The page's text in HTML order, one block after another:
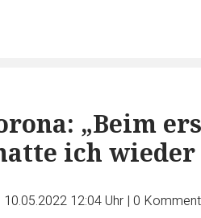
„Beim
ich wieder
10.05.2022 12:04 Uhr | 0